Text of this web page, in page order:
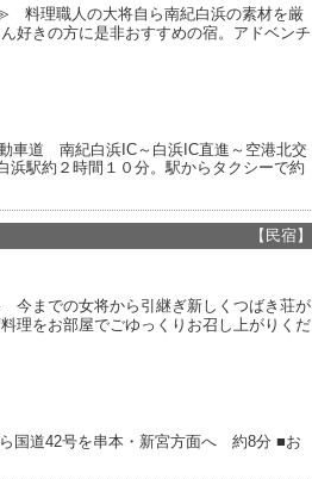
料理職人の大将自ら南紀白浜の素材を厳
好きの方に是非おすすめの宿。アドベンチ
車道 南紀白浜IC～白浜IC直進～空港北交
浜駅約２時間１０分。駅からタクシーで約
【民宿】
までの女将から引継ぎ新しくつばき荘が
理をお部屋でごゆっくりお召し上がりくだ
国道42号を串本・新宮方面へ 約8分 ■お